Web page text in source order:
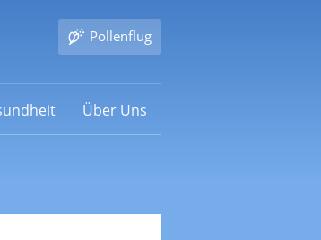
Pollenflug
Über Uns